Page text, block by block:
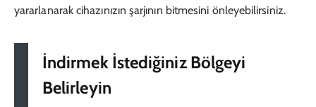
yararlanarak cihazınızın şarjının bitmesini önleyebilirsiniz.
İndirmek İstediğiniz Bölgeyi
Belirleyin